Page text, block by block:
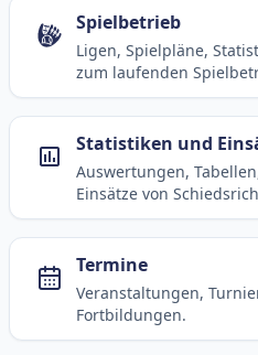
Spielbetrieb
Ligen, Spielpläne,
zum laufenden
Statistiken und
Auswertungen,
Einsätze von
Termine
Veranstaltungen,
Fortbildungen.